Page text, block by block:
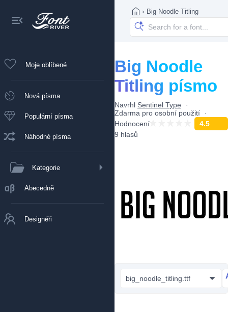
Moje oblíbené
Nová písma
Populární písma
Náhodné písma
Kategorie
Abecedně
Designéři
› Big Noodle Titling
Big Noodle
Titling písmo
Navrhl Sentinel Type
Zdarma pro osobní použití
Hodnocení
4.5
9 hlasů
big_noodle_titling.ttf